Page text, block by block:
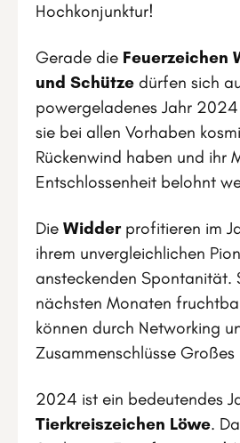
Hochkonjunktur!
Gerade die Feuerzeichen
und Schütze dürfen sich
powergeladenes Jahr
sie bei allen Vorhaben
Rückenwind haben und ihr
Entschlossenheit belohnt
Die Widderprofitieren im
ihrem unvergleichlichen
ansteckenden Spontanität.
nächsten Monaten
können durch Networking
Zusammenschlüsse
2024 ist ein bedeutendes
Tierkreiszeichen Löwe.